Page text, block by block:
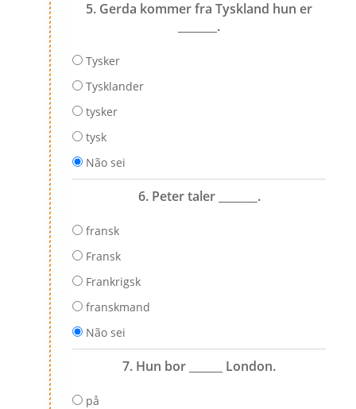
5. Gerda kommer fra Tyskland hun er
_______.
Tysker
Tysklander
tysker
tysk
Não sei
6. Peter taler _______.
fransk
Fransk
Frankrigsk
franskmand
Não sei
7. Hun bor ______ London.
på